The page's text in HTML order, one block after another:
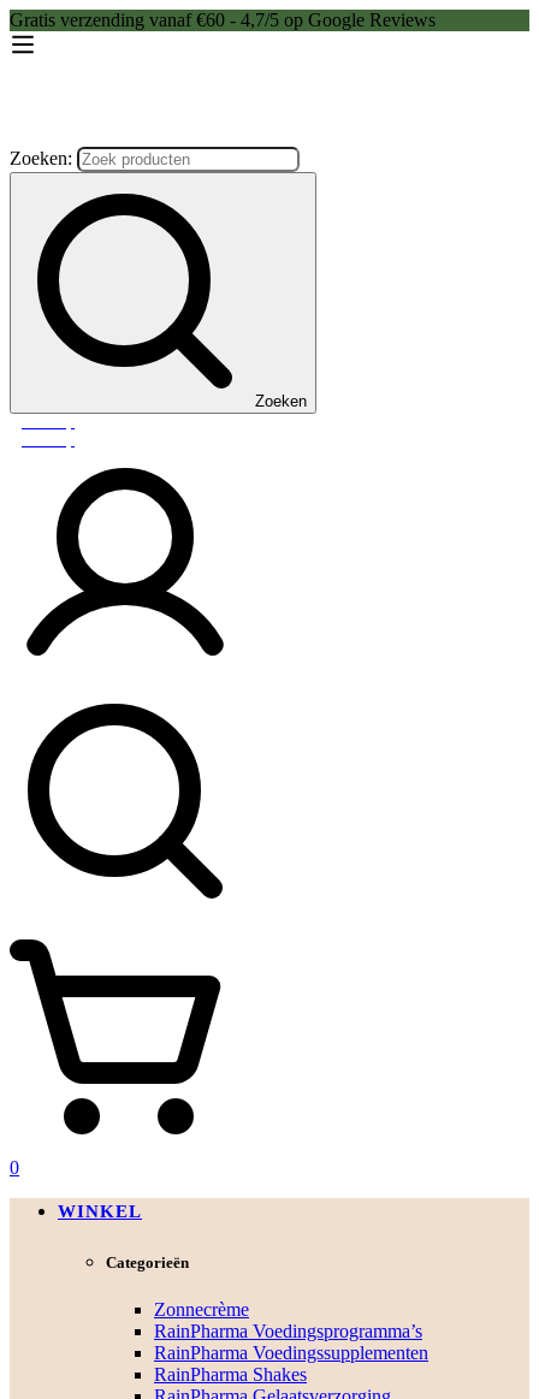
Gratis verzending vanaf €60 - 4,7/5 op Google Reviews
Zoeken:
Zoeken
0
WINKEL
Categorieën
Zonnecrème
RainPharma Voedingsprogramma’s
RainPharma Voedingssupplementen
RainPharma Shakes